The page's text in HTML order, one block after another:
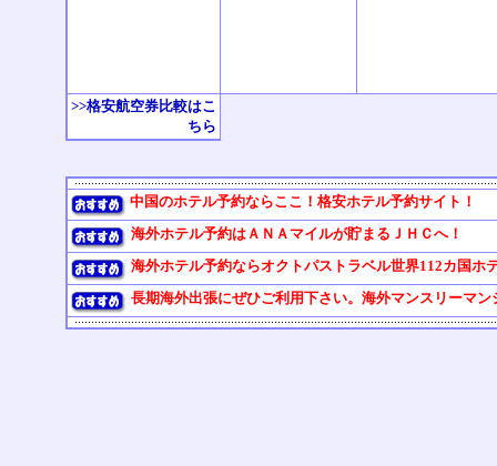
>>格安航空券比較はこ
ちら
中国のホテル予約ならここ！格安ホテル予約サイト！
海外ホテル予約はＡＮＡマイルが貯まるＪＨＣへ！
海外ホテル予約ならオクトパストラベル世界112カ国ホ
長期海外出張にぜひご利用下さい。海外マンスリーマ